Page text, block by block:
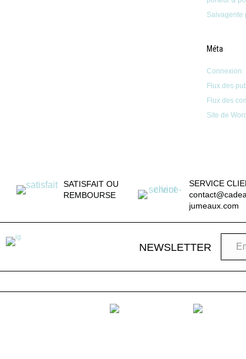
Salvagente
Méta
Connexion
Flux des
Flux des
Site de
SATISFAIT OU
REMBOURSE
SERVICE
jumeaux.com
NEWSLETTER